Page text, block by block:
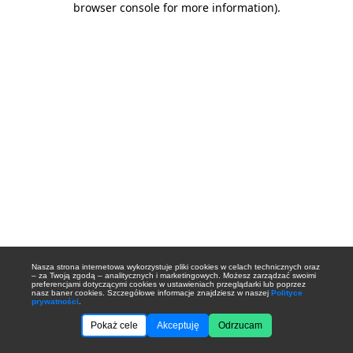
Nasza strona internetowa wykorzystuje pliki cookies w celach technicznych oraz
– za Twoją zgodą – analitycznych i marketingowych. Możesz zarządzać swoimi
preferencjami dotyczącymi cookies w ustawieniach przeglądarki lub poprzez
nasz baner cookies. Szczegółowe informacje znajdziesz w naszej Polityce
prywatności
Pokaż cele Akceptuję Odrzucam
browser console for more information).